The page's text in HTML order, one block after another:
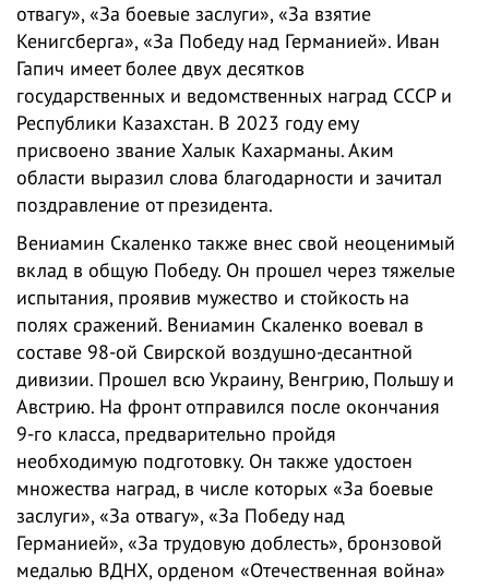
отвагу», «За боевые заслуги», «За взятие
Кенигсберга», «За Победу над Германией». Иван
Гапич имеет более двух десятков
государственных и ведомственных наград СССР и
Республики Казахстан. В 2023 году ему
присвоено звание Халык Кахарманы. Аким
области выразил слова благодарности и зачитал
поздравление от президента.
Вениамин Скаленко также внес свой неоценимый
вклад в общую Победу. Он прошел через тяжелые
испытания, проявив мужество и стойкость на
полях сражений. Вениамин Скаленко воевал в
составе 98-ой Свирской воздушно-десантной
дивизии. Прошел всю Украину, Венгрию, Польшу и
Австрию. На фронт отправился после окончания
9-го класса, предварительно пройдя
необходимую подготовку. Он также удостоен
множества наград, в числе которых «За боевые
заслуги», «За отвагу», «За Победу над
Германией», «За трудовую доблесть», бронзовой
медалью ВДНХ, орденом «Отечественная война»